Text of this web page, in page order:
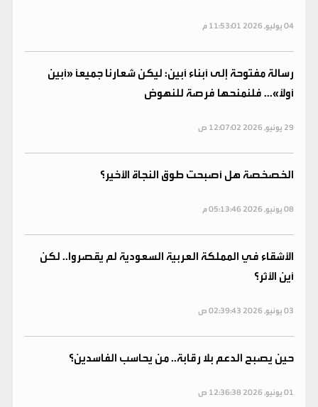
04 يوليو, 2026 11:53:01 م
رسالة مفتوحة إلى أبناء أبين: ليكن شعارنا جميعًا «أبين
أولًا»... فلنمنحها فرصة للنهوض
29 يونيو, 2026 12:07:02 ص
الخصخصة هل أصبحت طوق النجاة الأخير؟
08 يونيو, 2026 05:13:46 م
الأشقاء في المملكة العربية السعودية لم يقصروا.. لكن
أين الأثر؟
03 يونيو, 2026 02:39:43 ص
حين يصبح الدعم بلا رقابة.. من يحاسب الفاسدين؟
01 يونيو, 2026 12:36:38 ص